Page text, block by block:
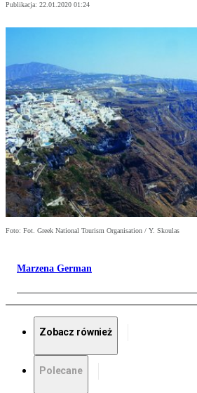
Publikacja: 22.01.2020 01:24
Foto: Fot. Greek National Tourism Organisation / Y. Skoulas
Marzena German
Zobacz również
Polecane